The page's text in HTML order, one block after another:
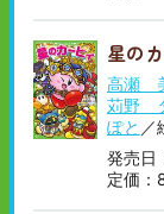
星の
高瀬
苅野
ぽと ／
発売日
定価：